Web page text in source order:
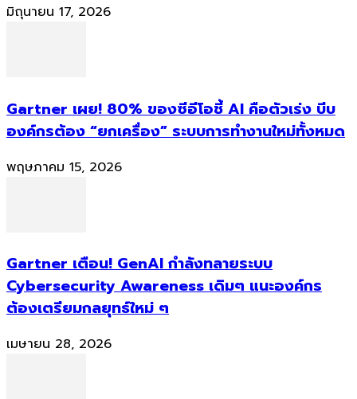
มิถุนายน 17, 2026
Gartner เผย! 80% ของซีอีโอชี้ AI คือตัวเร่ง บีบ
องค์กรต้อง “ยกเครื่อง” ระบบการทำงานใหม่ทั้งหมด
พฤษภาคม 15, 2026
Gartner เตือน! GenAI กำลังทลายระบบ
Cybersecurity Awareness เดิมๆ แนะองค์กร
ต้องเตรียมกลยุทธ์ใหม่ ๆ
เมษายน 28, 2026